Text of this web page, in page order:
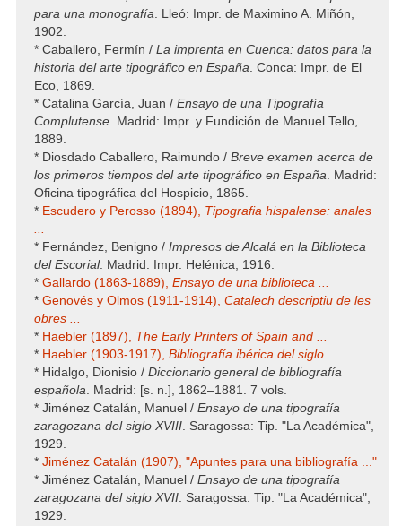
para una monografía. Lleó: Impr. de Maximino A. Miñón,
1902.
* Caballero, Fermín / La imprenta en Cuenca: datos para la
historia del arte tipográfico en España. Conca: Impr. de El
Eco, 1869.
* Catalina García, Juan / Ensayo de una Tipografía
Complutense. Madrid: Impr. y Fundición de Manuel Tello,
1889.
* Diosdado Caballero, Raimundo / Breve examen acerca de
los primeros tiempos del arte tipográfico en España. Madrid:
Oficina tipográfica del Hospicio, 1865.
* Escudero y Perosso (1894), Tipografia hispalense: anales
...
* Fernández, Benigno / Impresos de Alcalá en la Biblioteca
del Escorial. Madrid: Impr. Helénica, 1916.
* Gallardo (1863-1889), Ensayo de una biblioteca ...
* Genovés y Olmos (1911-1914), Catalech descriptiu de les
obres ...
* Haebler (1897), The Early Printers of Spain and ...
* Haebler (1903-1917), Bibliografía ibérica del siglo ...
* Hidalgo, Dionisio / Diccionario general de bibliografía
española. Madrid: [s. n.], 1862–1881. 7 vols.
* Jiménez Catalán, Manuel / Ensayo de una tipografía
zaragozana del siglo XVIII. Saragossa: Tip. "La Académica",
1929.
* Jiménez Catalán (1907), "Apuntes para una bibliografía ..."
* Jiménez Catalán, Manuel / Ensayo de una tipografía
zaragozana del siglo XVII. Saragossa: Tip. "La Académica",
1929.